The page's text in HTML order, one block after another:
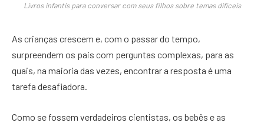
Livros infantis para conversar com seus filhos sobre temas difíceis
As crianças crescem e, com o passar do tempo,
surpreendem os pais com perguntas complexas, para as
quais, na maioria das vezes, encontrar a resposta é uma
tarefa desafiadora.
Como se fossem verdadeiros cientistas, os bebês e as